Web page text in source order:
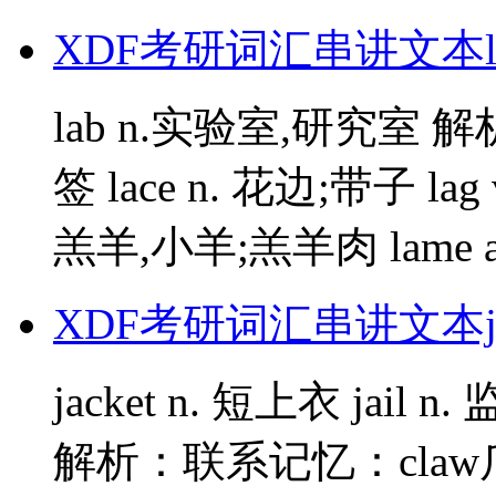
XDF考研词汇串讲文本
lab n.实验室,研究室 解
签 lace n. 花边;带子
羔羊,小羊;羔羊肉 lame
XDF考研词汇串讲文
jacket n. 短上衣 jail n.
解析：联系记忆：claw